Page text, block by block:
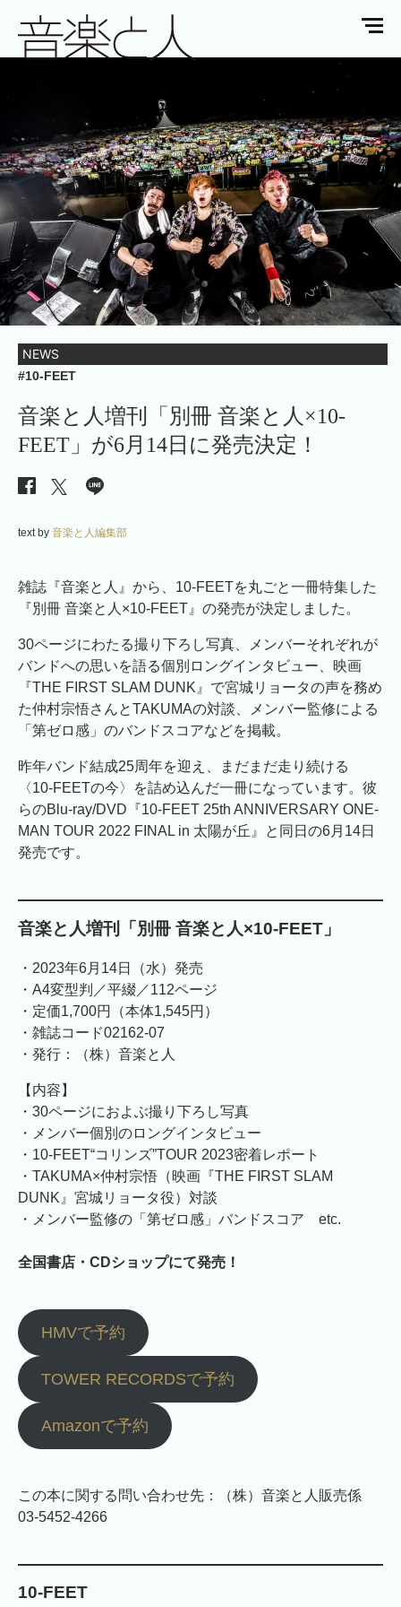
NEWS
#10-FEET
音楽と人増刊「別冊 音楽と人×10-
FEET」が6月14日に発売決定！
text by 音楽と人編集部
雑誌『音楽と人』から、10-FEETを丸ごと一冊特集した
『別冊 音楽と人×10-FEET』の発売が決定しました。
30ページにわたる撮り下ろし写真、メンバーそれぞれが
バンドへの思いを語る個別ロングインタビュー、映画
『THE FIRST SLAM DUNK』で宮城リョータの声を務め
た仲村宗悟さんとTAKUMAの対談、メンバー監修による
「第ゼロ感」のバンドスコアなどを掲載。
昨年バンド結成25周年を迎え、まだまだ走り続ける
〈10-FEETの今〉を詰め込んだ一冊になっています。彼
らのBlu-ray/DVD『10-FEET 25th ANNIVERSARY ONE-
MAN TOUR 2022 FINAL in 太陽が丘』と同日の6月14日
発売です。
音楽と人増刊「別冊 音楽と人×10-FEET」
・2023年6月14日（水）発売
・A4変型判／平綴／112ページ
・定価1,700円（本体1,545円）
・雑誌コード02162-07
・発行：（株）音楽と人
【内容】
・30ページにおよぶ撮り下ろし写真
・メンバー個別のロングインタビュー
・10-FEET“コリンズ”TOUR 2023密着レポート
・TAKUMA×仲村宗悟（映画『THE FIRST SLAM
DUNK』宮城リョータ役）対談
・メンバー監修の「第ゼロ感」バンドスコア etc.
全国書店・CDショップにて発売！
HMVで予約
TOWER RECORDSで予約
Amazonで予約
この本に関する問い合わせ先：（株）音楽と人販売係
03-5452-4266
10-FEET